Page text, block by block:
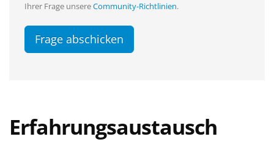
Ihrer Frage unsereCommunity-Richtlinien.
Frage abschicken
Erfahrungsaustausch